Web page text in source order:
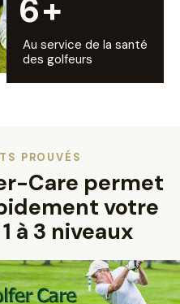
6+
Au service de la santé
des golfeurs
PROUVÉS
Care permet
votre
à 3 niveaux